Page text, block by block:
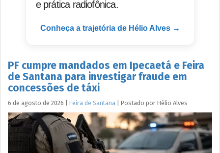
e prática radiofônica.
Conheça a trajetória de Hélio Alves →
PF cumpre mandados em Ipecaetá e Feira
de Santana para investigar fraude em
concessões de táxi
6 de agosto de 2026 Feira de Santana Postado por Hélio Alves